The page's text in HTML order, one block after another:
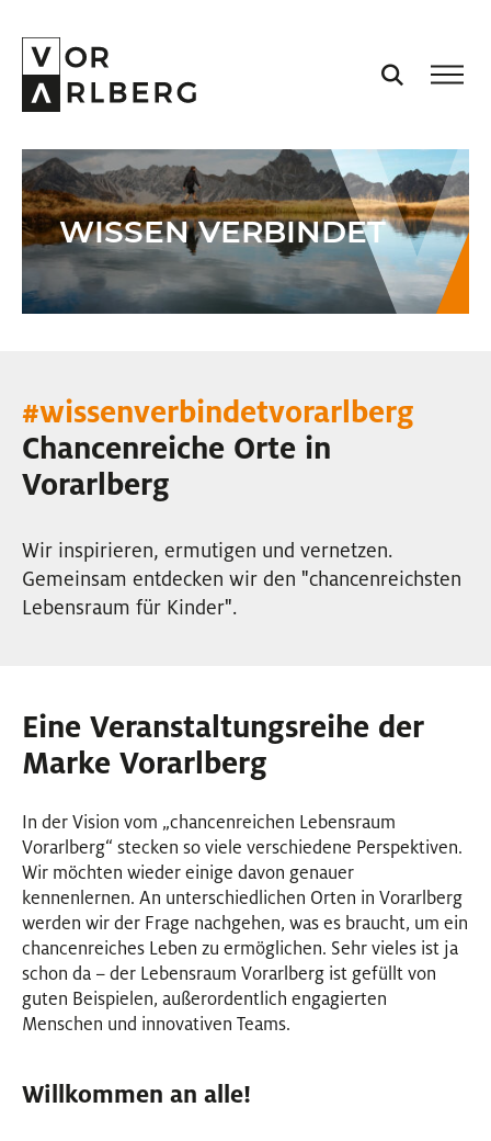
AKTUELL
VORARLBERG
PROJEKTE
VISION
NEWSLETTER
WISSEN VERBINDET
#wissenverbindetvorarlberg
Chancenreiche Orte in
Vorarlberg
Wir inspirieren, ermutigen und vernetzen.
Gemeinsam entdecken wir den "chancenreichsten
Lebensraum für Kinder".
Eine Veranstaltungsreihe der
Marke Vorarlberg
In der Vision vom „chancenreichen Lebensraum
Vorarlberg“ stecken so viele verschiedene Perspektiven.
Wir möchten wieder einige davon genauer
kennenlernen. An unterschiedlichen Orten in Vorarlberg
werden wir der Frage nachgehen, was es braucht, um ein
chancenreiches Leben zu ermöglichen. Sehr vieles ist ja
schon da – der Lebensraum Vorarlberg ist gefüllt von
guten Beispielen, außerordentlich engagierten
Menschen und innovativen Teams.
Willkommen an alle!